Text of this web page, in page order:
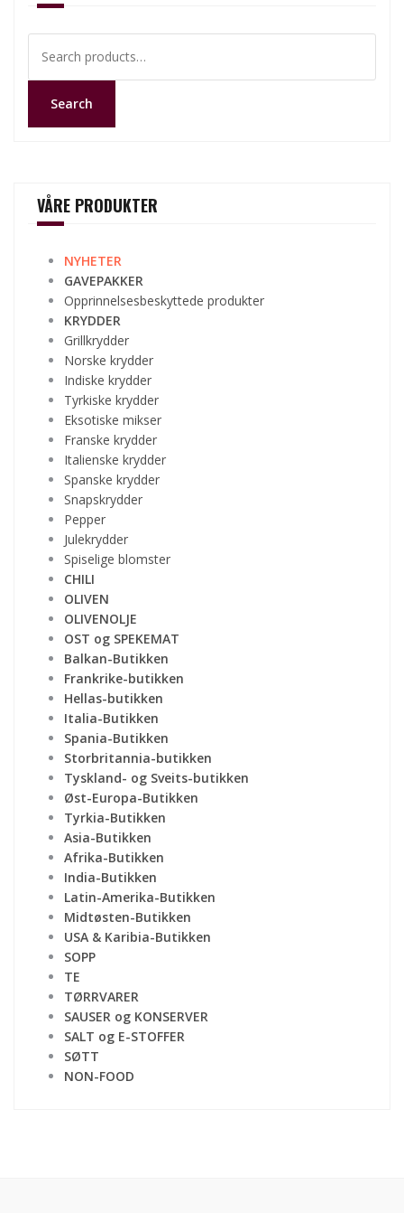
for:
Search
VÅRE PRODUKTER
NYHETER
GAVEPAKKER
Opprinnelsesbeskyttede produkter
KRYDDER
Grillkrydder
Norske krydder
Indiske krydder
Tyrkiske krydder
Eksotiske mikser
Franske krydder
Italienske krydder
Spanske krydder
Snapskrydder
Pepper
Julekrydder
Spiselige blomster
CHILI
OLIVEN
OLIVENOLJE
OST og SPEKEMAT
Balkan-Butikken
Frankrike-butikken
Hellas-butikken
Italia-Butikken
Spania-Butikken
Storbritannia-butikken
Tyskland- og Sveits-butikken
Øst-Europa-Butikken
Tyrkia-Butikken
Asia-Butikken
Afrika-Butikken
India-Butikken
Latin-Amerika-Butikken
Midtøsten-Butikken
USA & Karibia-Butikken
SOPP
TE
TØRRVARER
SAUSER og KONSERVER
SALT og E-STOFFER
SØTT
NON-FOOD